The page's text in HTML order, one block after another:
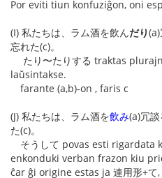
Por eviti tiun konfuziĝon, oni
(I) 私たちは、ラム酒を飲んだり
忘れた(c)。
たり〜たりする traktas
laŭsintakse.
farante (a,b)-on , faris c
(J) 私たちは、ラム酒を飲み(a)冗談
た(c)。
そうして povas esti rigardata
enkonduki verban frazon kiu
ĉar ĝi origine estas ja 連用形+